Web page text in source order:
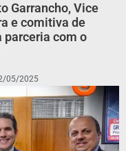
Garrancho, Vice
e comitiva de
parceria com o
05/2025